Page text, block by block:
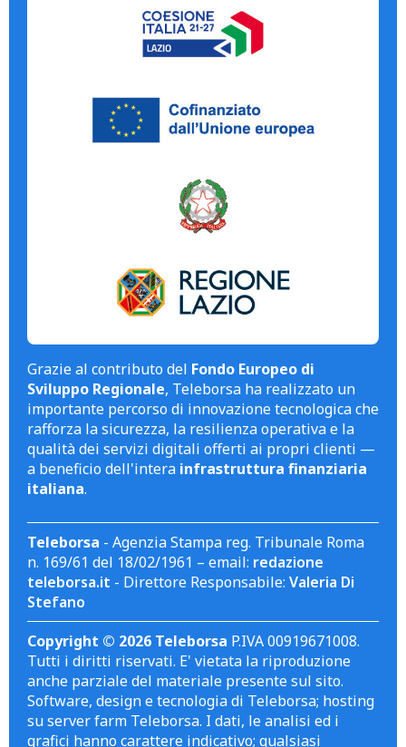
Grazie al contributo del Fondo Europeo di
Sviluppo Regionale, Teleborsa ha realizzato un
importante percorso di innovazione tecnologica che
rafforza la sicurezza, la resilienza operativa e la
qualità dei servizi digitali offerti ai propri clienti —
a beneficio dell'intera infrastruttura finanziaria
italiana.
Teleborsa - Agenzia Stampa reg. Tribunale Roma
n. 169/61 del 18/02/1961 – email: redazione
teleborsa.it - Direttore Responsabile: Valeria Di
Stefano
Copyright © 2026 Teleborsa P.IVA 00919671008.
Tutti i diritti riservati. E' vietata la riproduzione
anche parziale del materiale presente sul sito.
Software, design e tecnologia di Teleborsa; hosting
su server farm Teleborsa. I dati, le analisi ed i
grafici hanno carattere indicativo; qualsiasi